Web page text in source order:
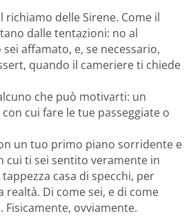
richiamo delle Sirene. Come il
dalle tentazioni: no al
affamato, e, se necessario,
quando il cameriere ti chiede
che può motivarti: un
cui fare le tue passeggiate o
un tuo primo piano sorridente e
cui ti sei sentito veramente in
casa di specchi, per
realtà. Di come sei, e di come
Fisicamente, ovviamente.